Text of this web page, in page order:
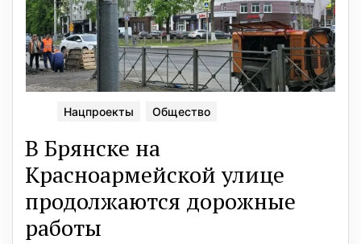
Нацпроекты Общество
В Брянске на
Красноармейской улице
продолжаются дорожные
работы